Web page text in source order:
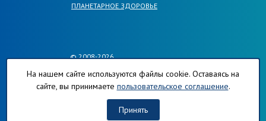
ПЛАНЕТАРНОЕ ЗДОРОВЬЕ
© 2008-2026
ПЛАНЕТА-РЕГИОНОВ.РФ
КФС-ПЛАНЕТА-РЕГИОНОВ.РФ
ХЛОРОФИЛЛ-ПЛАНЕТА-РЕГИОНОВ.РФ
На нашем сайте используются файлы cookie. Оставаясь на
сайте, вы принимаете пользовательское соглашение.
Принять